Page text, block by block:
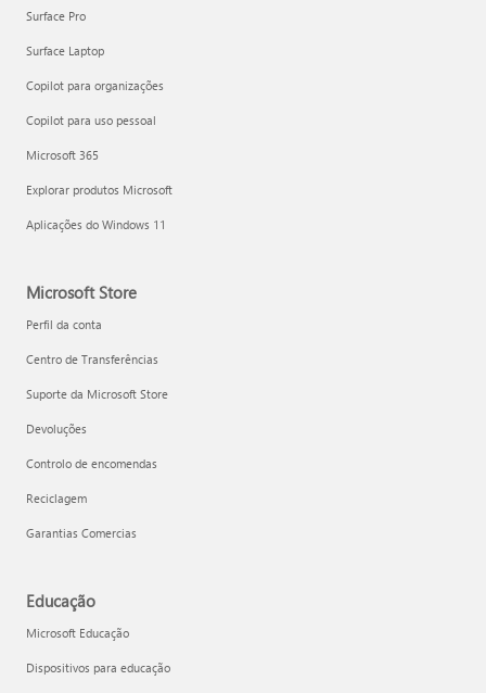
Surface Pro
Surface Laptop
Copilot para organizações
Copilot para uso pessoal
Microsoft 365
Explorar produtos Microsoft
Aplicações do Windows 11
Microsoft Store
Perfil da conta
Centro de Transferências
Suporte da Microsoft Store
Devoluções
Controlo de encomendas
Reciclagem
Garantias Comercias
Educação
Microsoft Educação
Dispositivos para educação